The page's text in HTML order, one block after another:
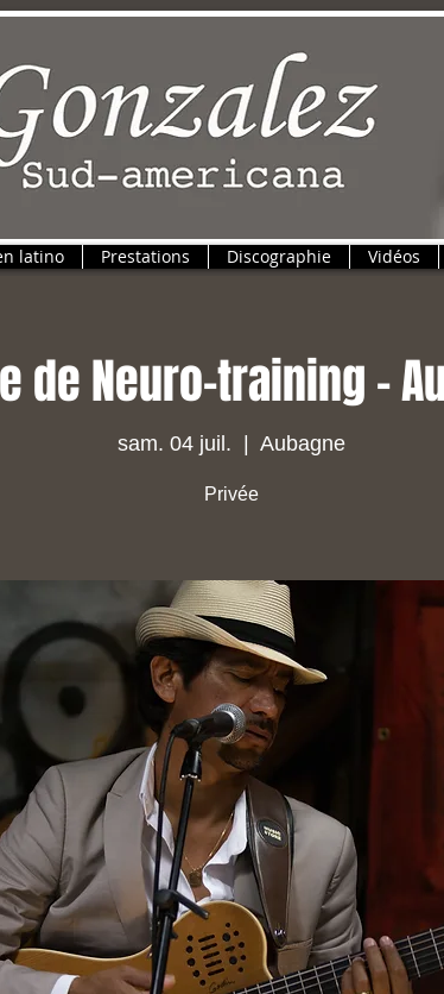
latino Prestations Discographie Vidéos
de Neuro-training -
sam. 04 juil. Aubagne
Privée